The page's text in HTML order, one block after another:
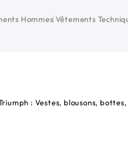
Hommes Vêtements
: Vestes, blousons,